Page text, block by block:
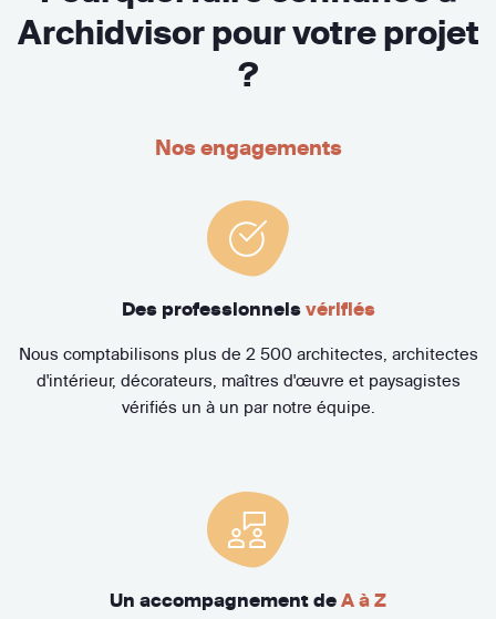
Archidvisor pour votre projet
?
Nos engagements
Des professionnels vérifiés
Nous comptabilisons plus de 2 500 architectes, architectes
d'intérieur, décorateurs, maîtres d'œuvre et paysagistes
vérifiés un à un par notre équipe.
Un accompagnement de A à Z